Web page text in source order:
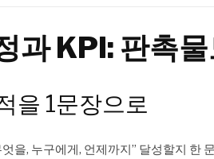
과 KPI: 판촉
을 1문장으로
을, 누구에게, 언제까지” 달성할지 한